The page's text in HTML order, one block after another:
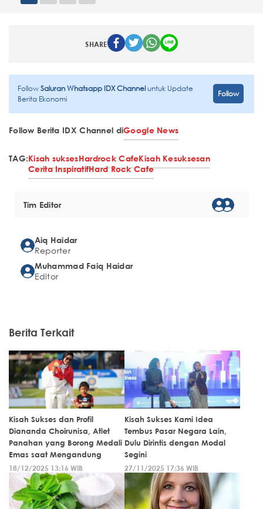
SHARE
FollowSaluran Whatsapp IDX Channeluntuk Update
Berita Ekonomi
Follow
Follow Berita IDX Channel diGoogle News
TAG:Kisah suksesHardrock CafeKisah Kesuksesan
Cerita InspiratifHard Rock Cafe
Tim Editor
Aiq Haidar
Reporter
Muhammad Faiq Haidar
Editor
Berita Terkait
Kisah Sukses dan Profil
Diananda Choirunisa, Atlet
Panahan yang Borong Medali
Emas saat Mengandung
18/12/2025 13:16 WIB
Kisah Sukses Kami Idea
Tembus Pasar Negara Lain,
Dulu Dirintis dengan Modal
Segini
27/11/2025 17:36 WIB